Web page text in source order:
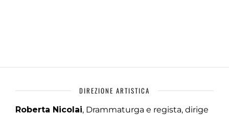
DIREZIONE ARTISTICA
Roberta Nicolai, Drammaturga e regista, dirige